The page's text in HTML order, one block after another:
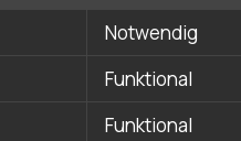
Notwendig
Funktional
Funktional